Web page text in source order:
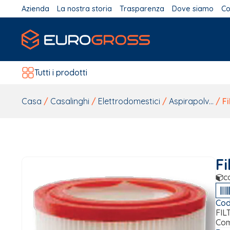
Azienda La nostra storia Trasparenza Dove siamo
Tutti i prodotti
Casa / Casalinghi / Elettrodomestici / Aspirapolv... /